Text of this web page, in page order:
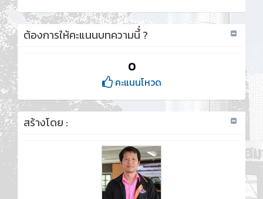
ต้องการให้คะแนนบทความนี้่ ?
0
คะแนนโหวด
สร้างโดย :